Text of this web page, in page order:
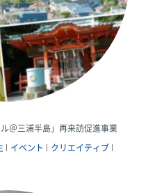
＠三浦半島」再来訪促進事業
イベント
クリエイティブ